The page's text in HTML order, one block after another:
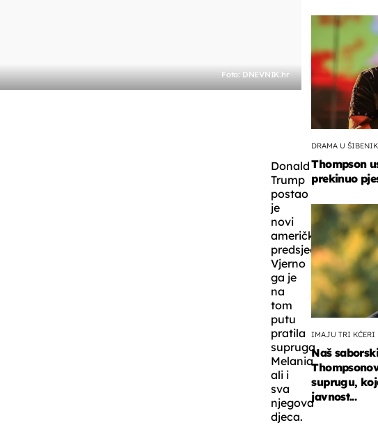
Foto: DNEVNIK.hr
Donald
Trump
postao
je
novi
američki
predsjednik.
Vjerno
ga je
na
tom
putu
pratila
supruga
Melania,
ali i
sva
njegova
djeca.
DRAMA U
Thompson
prekinuo
IMAJU TRI KĆERI
Naš
suprugu,
javnost...